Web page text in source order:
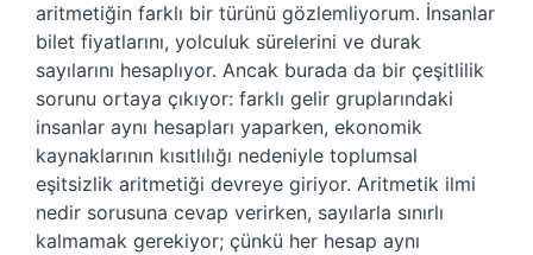
aritmetiğin farklı bir türünü gözlemliyorum. İnsanlar
bilet fiyatlarını, yolculuk sürelerini ve durak
sayılarını hesaplıyor. Ancak burada da bir çeşitlilik
sorunu ortaya çıkıyor: farklı gelir gruplarındaki
insanlar aynı hesapları yaparken, ekonomik
kaynaklarının kısıtlılığı nedeniyle toplumsal
eşitsizlik aritmetiği devreye giriyor. Aritmetik ilmi
nedir sorusuna cevap verirken, sayılarla sınırlı
kalmamak gerekiyor; çünkü her hesap aynı